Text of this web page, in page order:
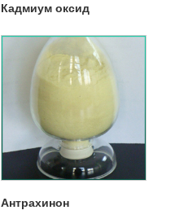
Кадмиум оксид
Антрахинон